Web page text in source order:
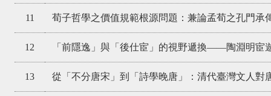
11 荀子哲學之價值規範根源問題：兼論孟荀之孔門承
12 「前隱逸」與「後仕宦」的視野遞換——陶淵明宦
13 從「不分唐宋」到「詩學晚唐」：清代臺灣文人對